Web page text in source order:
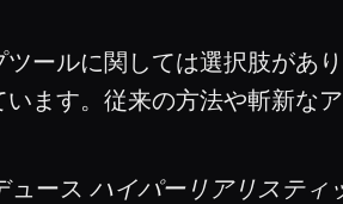
ールに関しては選択肢があ
ます。従来の方法や斬新な
ュース ハイパーリアリスティ